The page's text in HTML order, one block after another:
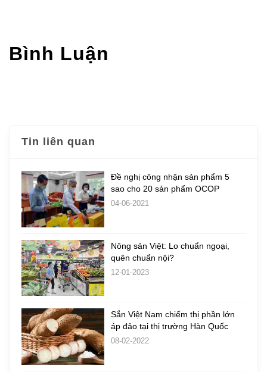
Bình Luận
Tin liên quan
Đề nghị công nhận sản phẩm 5
sao cho 20 sản phẩm OCOP
04-06-2021
Nông sản Việt: Lo chuẩn ngoại,
quên chuẩn nội?
12-01-2023
Sắn Việt Nam chiếm thị phần lớn
áp đảo tại thị trường Hàn Quốc
08-02-2022